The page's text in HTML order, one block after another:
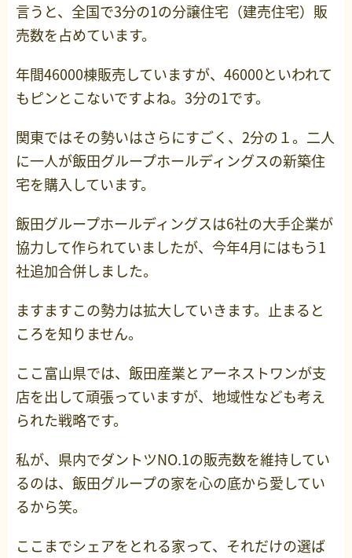
言うと、全国で3分の1の分譲住宅（建売住宅）販
売数を占めています。
年間46000棟販売していますが、46000といわれて
もピンとこないですよね。3分の1です。
関東ではその勢いはさらにすごく、2分の１。二人
に一人が飯田グループホールディングスの新築住
宅を購入しています。
飯田グループホールディングスは6社の大手企業が
協力して作られていましたが、今年4月にはもう1
社追加合併しました。
ますますこの勢力は拡大していきます。止まると
ころを知りません。
ここ富山県では、飯田産業とアーネストワンが支
店を出して頑張っていますが、地域性なども考え
られた戦略です。
私が、県内でダントツNO.1の販売数を維持してい
るのは、飯田グループの家を心の底から愛してい
るから笑。
ここまでシェアをとれる家って、それだけの選ば